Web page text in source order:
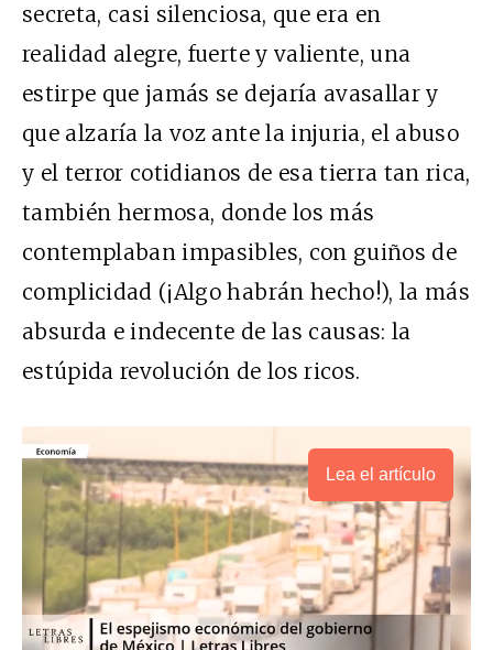
secreta, casi silenciosa, que era en
realidad alegre, fuerte y valiente, una
estirpe que jamás se dejaría avasallar y
que alzaría la voz ante la injuria, el abuso
y el terror cotidianos de esa tierra tan rica,
también hermosa, donde los más
contemplaban impasibles, con guiños de
complicidad (¡Algo habrán hecho!), la más
absurda e indecente de las causas: la
estúpida revolución de los ricos.
Lea el artículo